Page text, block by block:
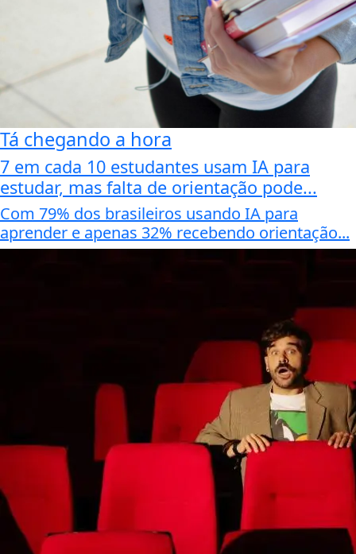
Tá chegando a hora
7 em cada 10 estudantes usam IA para
estudar, mas falta de orientação pode...
Com 79% dos brasileiros usando IA para
aprender e apenas 32% recebendo orientação...